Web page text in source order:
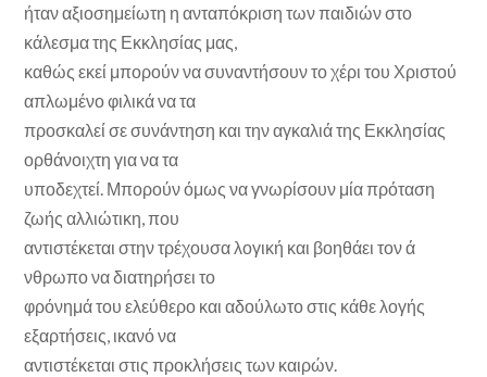
ήταν αξιοσημείωτη η ανταπόκριση των παιδιών στο
κάλεσμα της Εκκλησίας μας,
καθώς εκεί μπορούν να συναντήσουν το χέρι του Χριστού
απλωμένο φιλικά να τα
προσκαλεί σε συνάντηση και την αγκαλιά της Εκκλησίας
ορθάνοιχτη για να τα
υποδεχτεί. Μπορούν όμως να γνωρίσουν μία πρόταση
ζωής αλλιώτικη, που
αντιστέκεται στην τρέχουσα λογική και βοηθάει τον ά
νθρωπο να διατηρήσει το
φρόνημά του ελεύθερο και αδούλωτο στις κάθε λογής
εξαρτήσεις, ικανό να
αντιστέκεται στις προκλήσεις των καιρών.